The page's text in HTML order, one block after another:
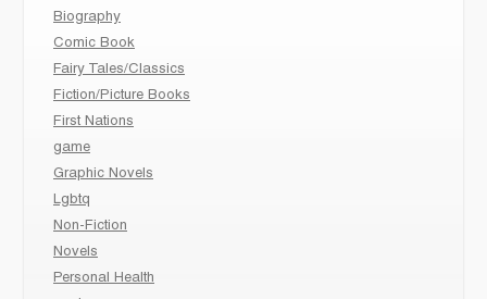
Biography
Comic Book
Fairy Tales/Classics
Fiction/Picture Books
First Nations
game
Graphic Novels
Lgbtq
Non-Fiction
Novels
Personal Health